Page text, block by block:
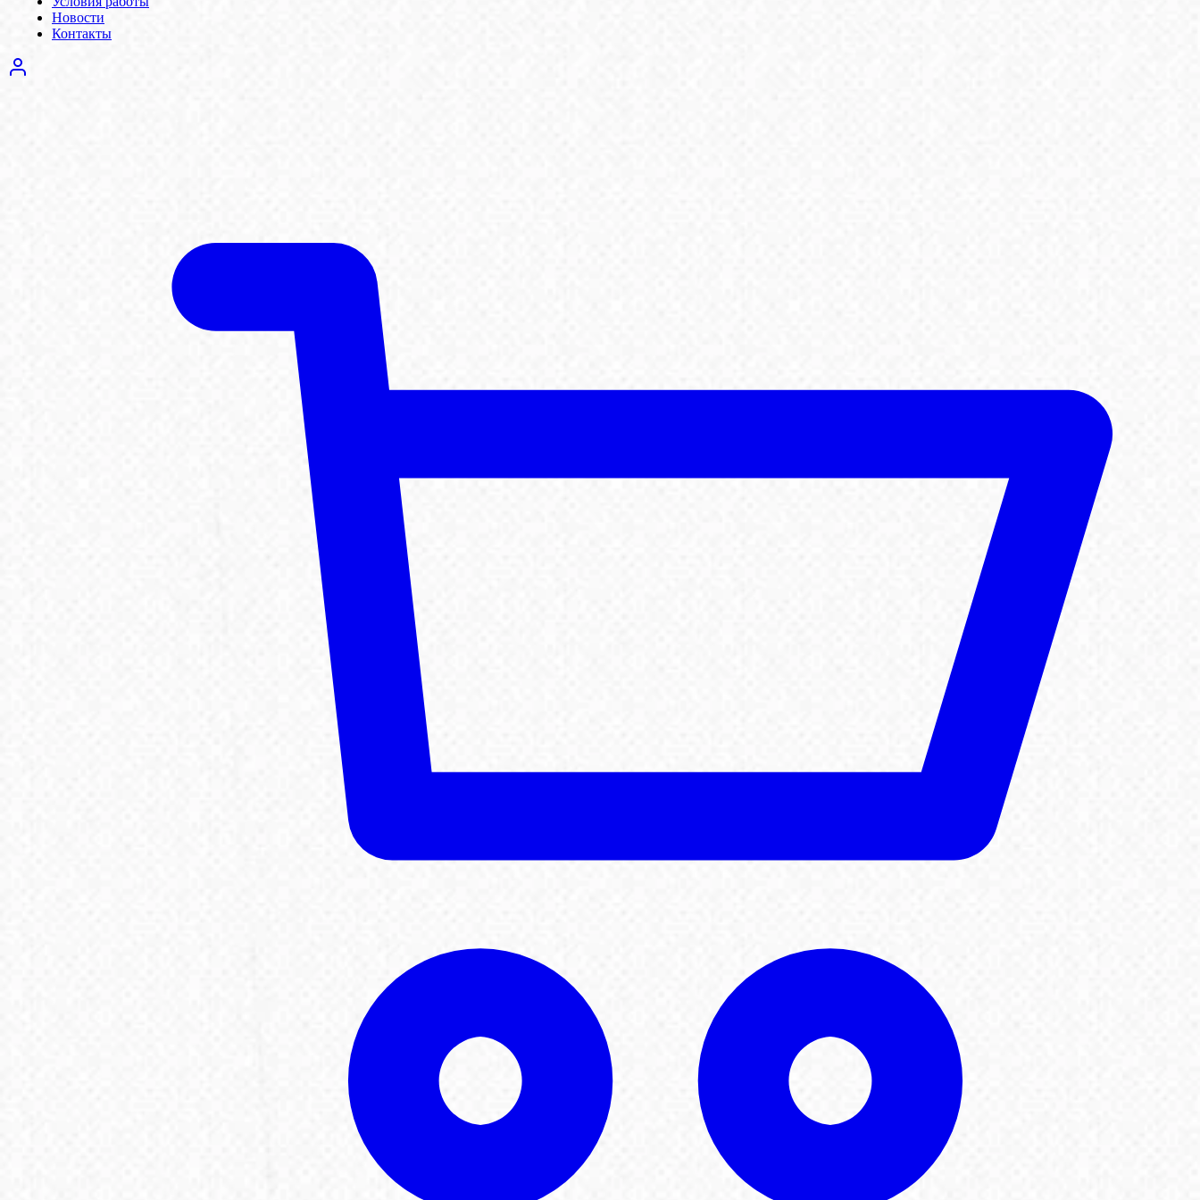
Новости
Контакты